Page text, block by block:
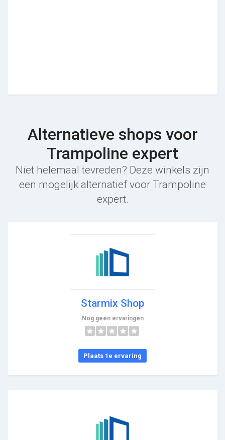
Alternatieve shops voor
Trampoline expert
Niet helemaal tevreden? Deze winkels zijn
een mogelijk alternatief voor Trampoline
expert.
Starmix Shop
Nog geen ervaringen
Plaats 1e ervaring